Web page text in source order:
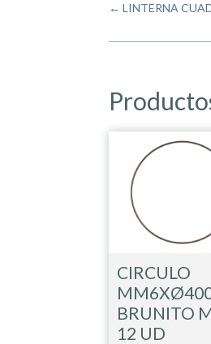
←LINTERNA
CIRCULO
BRUNITO
12 UD